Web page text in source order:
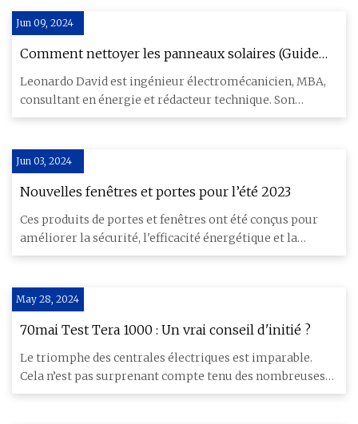
Jun 09, 2024
Comment nettoyer les panneaux solaires (Guide
2023)
Leonardo David est ingénieur électromécanicien, MBA,
consultant en énergie et rédacteur technique. Son
expérience en m
Jun 03, 2024
Nouvelles fenêtres et portes pour l’été 2023
Ces produits de portes et fenêtres ont été conçus pour
améliorer la sécurité, l'efficacité énergétique et la
qualité de
May 28, 2024
70mai Test Tera 1000 : Un vrai conseil d'initié ?
Le triomphe des centrales électriques est imparable.
Cela n’est pas surprenant compte tenu des nombreuses
applications